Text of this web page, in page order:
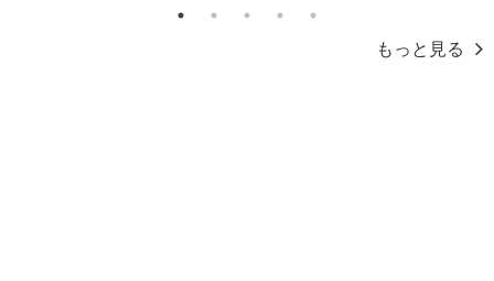
1 2 3 4 5
もっと見る